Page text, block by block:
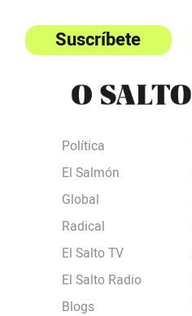
Suscríbete
Política
El Salmón
Global
Radical
El Salto TV
El Salto Radio
Blogs